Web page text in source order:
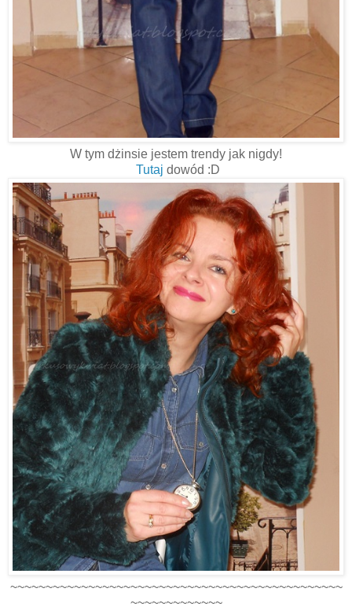
W tym dżinsie jestem trendy jak nigdy!
Tutaj dowód :D
~~~~~~~~~~~~~~~~~~~~~~~~~~~~~~~~~~~~~~~~~~~~~~~
~~~~~~~~~~~~~